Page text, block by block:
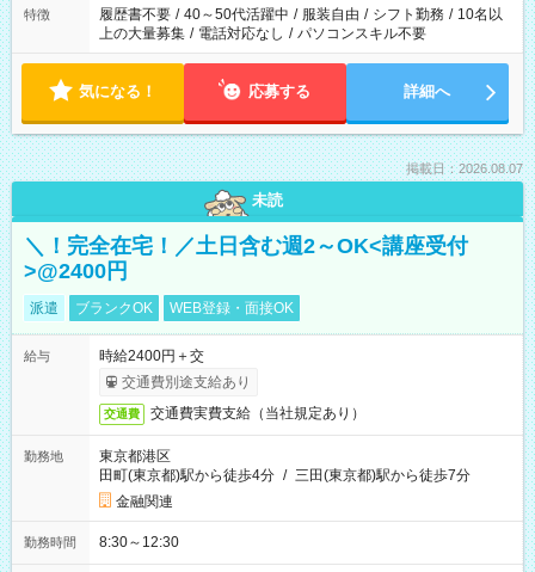
特徴 履歴書不要 / 40～50代活躍中 / 服装自由 / シフト勤務 / 10名以
上の大量募集 / 電話対応なし / パソコンスキル不要
気になる！ 応募する 詳細へ
掲載日：2026.08.07
未読
＼！完全在宅！／土日含む週2～OK<講座受付
>@2400円
派遣 ブランクOK WEB登録・面接OK
給与
時給2400円＋交
交通費別途支給あり
交通費 交通費実費支給（当社規定あり）
勤務地
東京都港区
田町(東京都)駅から徒歩4分 / 三田(東京都)駅から徒歩7分
金融関連
勤務時間 8:30～12:30